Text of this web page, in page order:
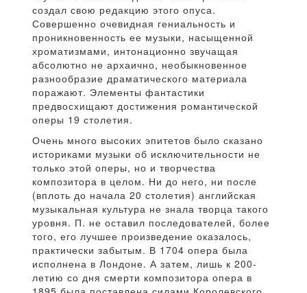
создал свою редакцию этого опуса.
Совершенно очевидная гениальность и
проникновенность ее музыки, насыщенной
хроматизмами, интонационно звучащая
абсолютно не архаично, необыкновенное
разнообразие драматического материала
поражают. Элементы фантастики
предвосхищают достижения романтической
оперы 19 столетия.
Очень много высоких эпитетов было сказано
историками музыки об исключительности не
только этой оперы, но и творчества
композитора в целом. Ни до него, ни после
(вплоть до начала 20 столетия) английская
музыкальная культура не знала творца такого
уровня. П. не оставил последователей, более
того, его лучшее произведение оказалось,
практически забытым. В 1704 опера была
исполнена в Лондоне. А затем, лишь к 200-
летию со дня смерти композитора опера в